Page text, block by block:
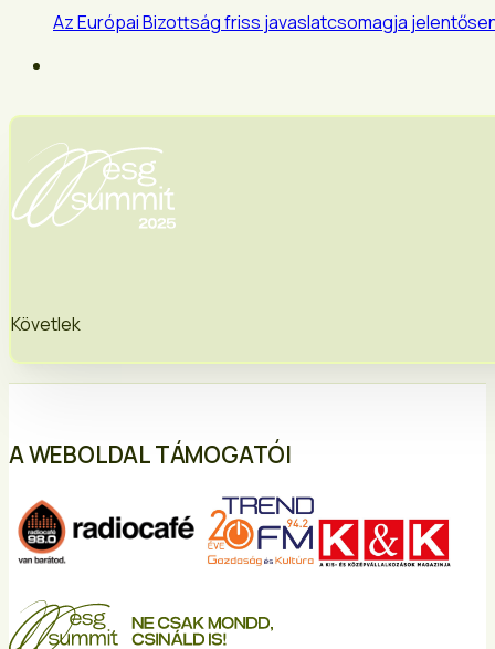
Az Európai Bizottság friss javaslatcsomagja
Követlek
A WEBOLDAL TÁMOGATÓI